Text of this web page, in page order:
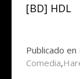
[BD] HDL
Publicado en
Comedia,